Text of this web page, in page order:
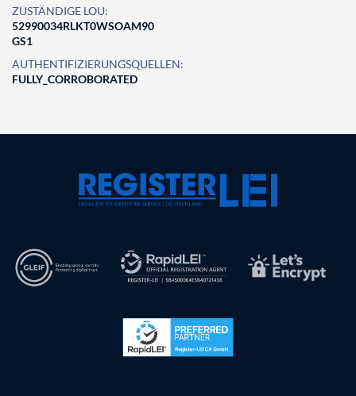
ZUSTÄNDIGE LOU:
52990034RLKT0WSOAM90
GS1
AUTHENTIFIZIERUNGSQUELLEN:
FULLY_CORROBORATED